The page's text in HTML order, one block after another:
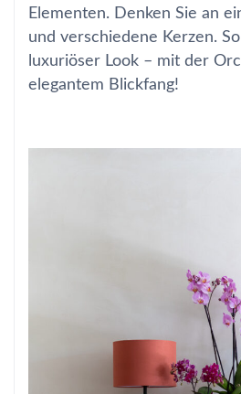
Elementen. Denken Sie an
und verschiedene Kerzen.
luxuriöser Look – mit der
elegantem Blickfang!